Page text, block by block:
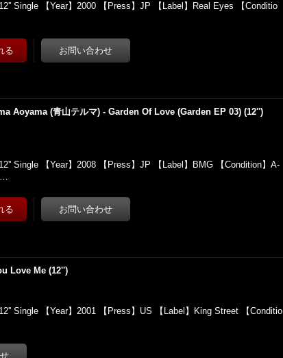
Single 【Year】2000 【Press】JP 【Label】Real Eyes 【Conditio
Aoyama (青山テルマ) - Garden Of Love (Garden EP 03) (12'')
Single 【Year】2008 【Press】JP 【Label】BMG 【Condition】A-
Love Me (12'')
Single 【Year】2001 【Press】US 【Label】King Street 【Conditio